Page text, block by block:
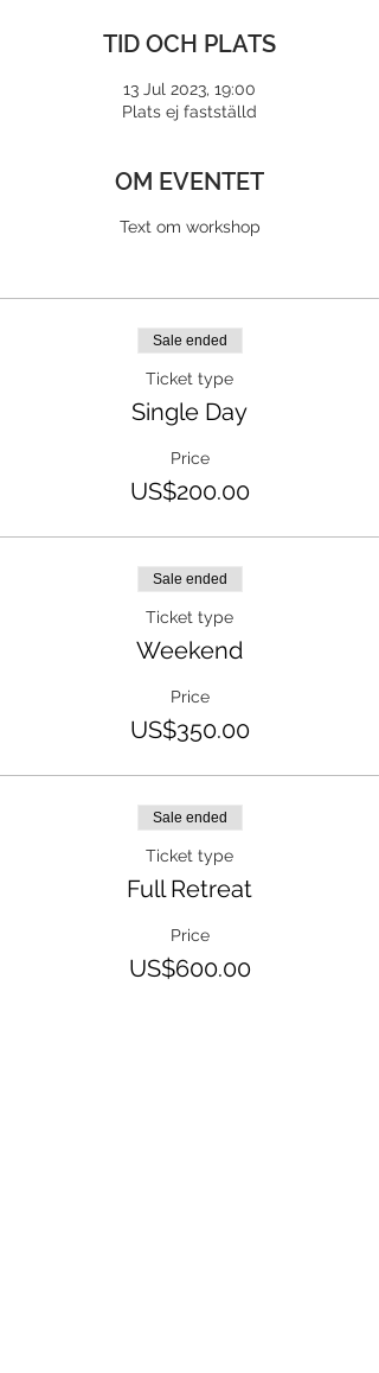
TID OCH PLATS
13 Jul 2023, 19:00
Plats ej fastställd
OM EVENTET
Text om workshop
Sale ended
Ticket type
Single Day
Price
US$200.00
Sale ended
Ticket type
Weekend
Price
US$350.00
Sale ended
Ticket type
Full Retreat
Price
US$600.00